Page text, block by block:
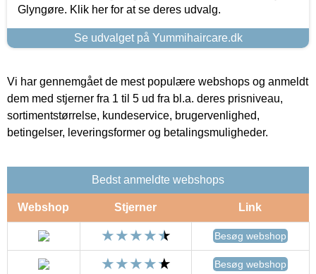
Glyngøre. Klik her for at se deres udvalg.
Se udvalget på Yummihaircare.dk
Vi har gennemgået de mest populære webshops og anmeldt
dem med stjerner fra 1 til 5 ud fra bl.a. deres prisniveau,
sortimentstørrelse, kundeservice, brugervenlighed,
betingelser, leveringsformer og betalingsmuligheder.
Bedst anmeldte webshops
Webshop Stjerner Link
Besøg webshop
Besøg webshop